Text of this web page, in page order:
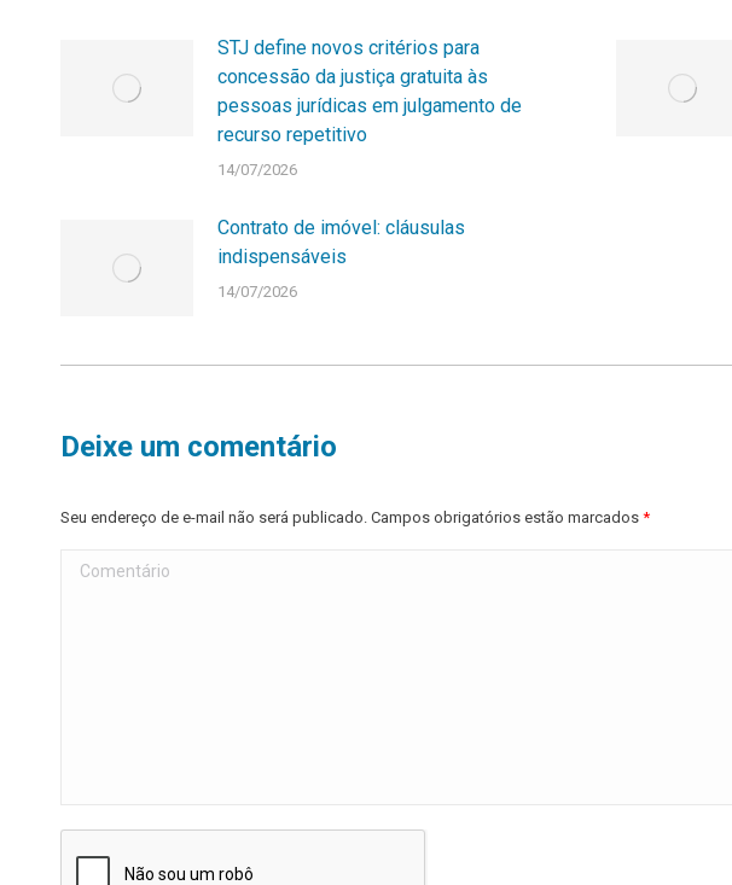
STJ define novos critérios para
concessão da justiça gratuita às
pessoas jurídicas em julgamento de
recurso repetitivo
14/07/2026
Contrato de imóvel: cláusulas
indispensáveis
14/07/2026
Deixe um comentário
Seu endereço de e-mail não será publicado. Campos obrigatórios estão marcados *
Comentário